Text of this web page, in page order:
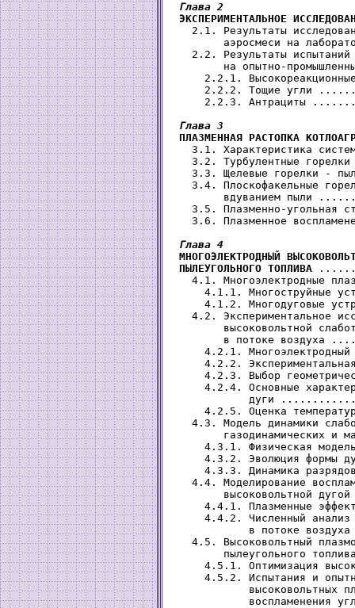
Глава 2
ЭКСПЕРИМЕНТАЛЬНОЕ
2.1. Результаты
аэросмеси на
2.2. Результаты
на опытно-
2.2.1.
2.2.2. Тощие угли
2.2.3. Антрациты
Глава 3
ПЛАЗМЕННАЯ РАСТОПКА
3.1. Характеристика
3.2. Турбулентные
3.3. Щелевые горелки -
3.4. Плоскофакельные
вдуванием пыли
3.5. Плазменно-угольная
3.6. Плазменное
Глава 4
МНОГОЭЛЕКТРОДНЫЙ
ПЫЛЕУГОЛЬНОГО ТОПЛИВА
4.1. Многоэлектродные
4.1.1. Многоструйные
4.1.2. Многодуговые
4.2. Экспериментальное
высоковольтной
в потоке воздуха
4.2.1.
4.2.2.
4.2.3. Выбор
4.2.4. Основные
дуги
4.2.5. Оценка
4.3. Модель динамики
газодинамических и
4.3.1. Физическая
4.3.2. Эволюция формы
4.3.3. Динамика
4.4. Моделирование
высоковольтной
4.4.1. Плазменные
4.4.2. Численный
в потоке
4.5. Высоковольтный
пылеугольного
4.5.1. Оптимизация
4.5.2. Испытания и
высоковольтных
воспламенения